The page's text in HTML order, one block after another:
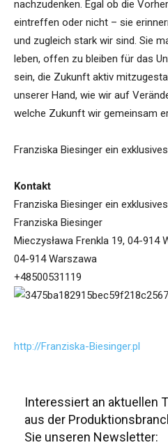
nachzudenken. Egal ob die
eintreffen oder nicht – sie
und zugleich stark wir sind. Sie
leben, offen zu bleiben für das
sein, die Zukunft aktiv
unserer Hand, wie wir auf
welche Zukunft wir gemeinsam
Franziska Biesinger ein
Kontakt
Franziska Biesinger ein
Franziska Biesinger
Mieczysława Frenkla 19, 04-914
04-914 Warszawa
+48500531119
http://Franziska-Biesinger.pl
Interessiert an aktuellen
aus der
Sie unseren Newsletter: